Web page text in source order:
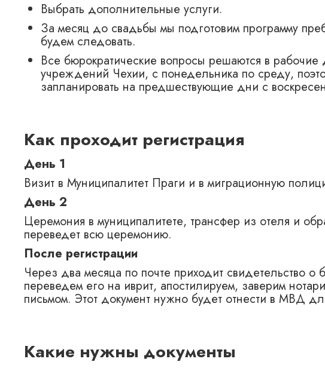
Выбрать дополнительные услуги.
За месяц до свадьбы мы подготовим программу
будем следовать.
Все бюрократические вопросы решаются в рабочие
учреждений Чехии, с понедельника по среду,
запланировать на предшествующие дни с
Как проходит регистрация
День 1
Визит в Муниципалитет Праги и в миграционную
День 2
Церемония в муниципалитете, трансфер из отеля и
переведет всю церемонию.
После регистрации
Через два месяца по почте приходит свидетельство
переведем его на иврит, апостилируем, заверим
письмом. Этот документ нужно будет отнести в МВД
Какие нужны документы